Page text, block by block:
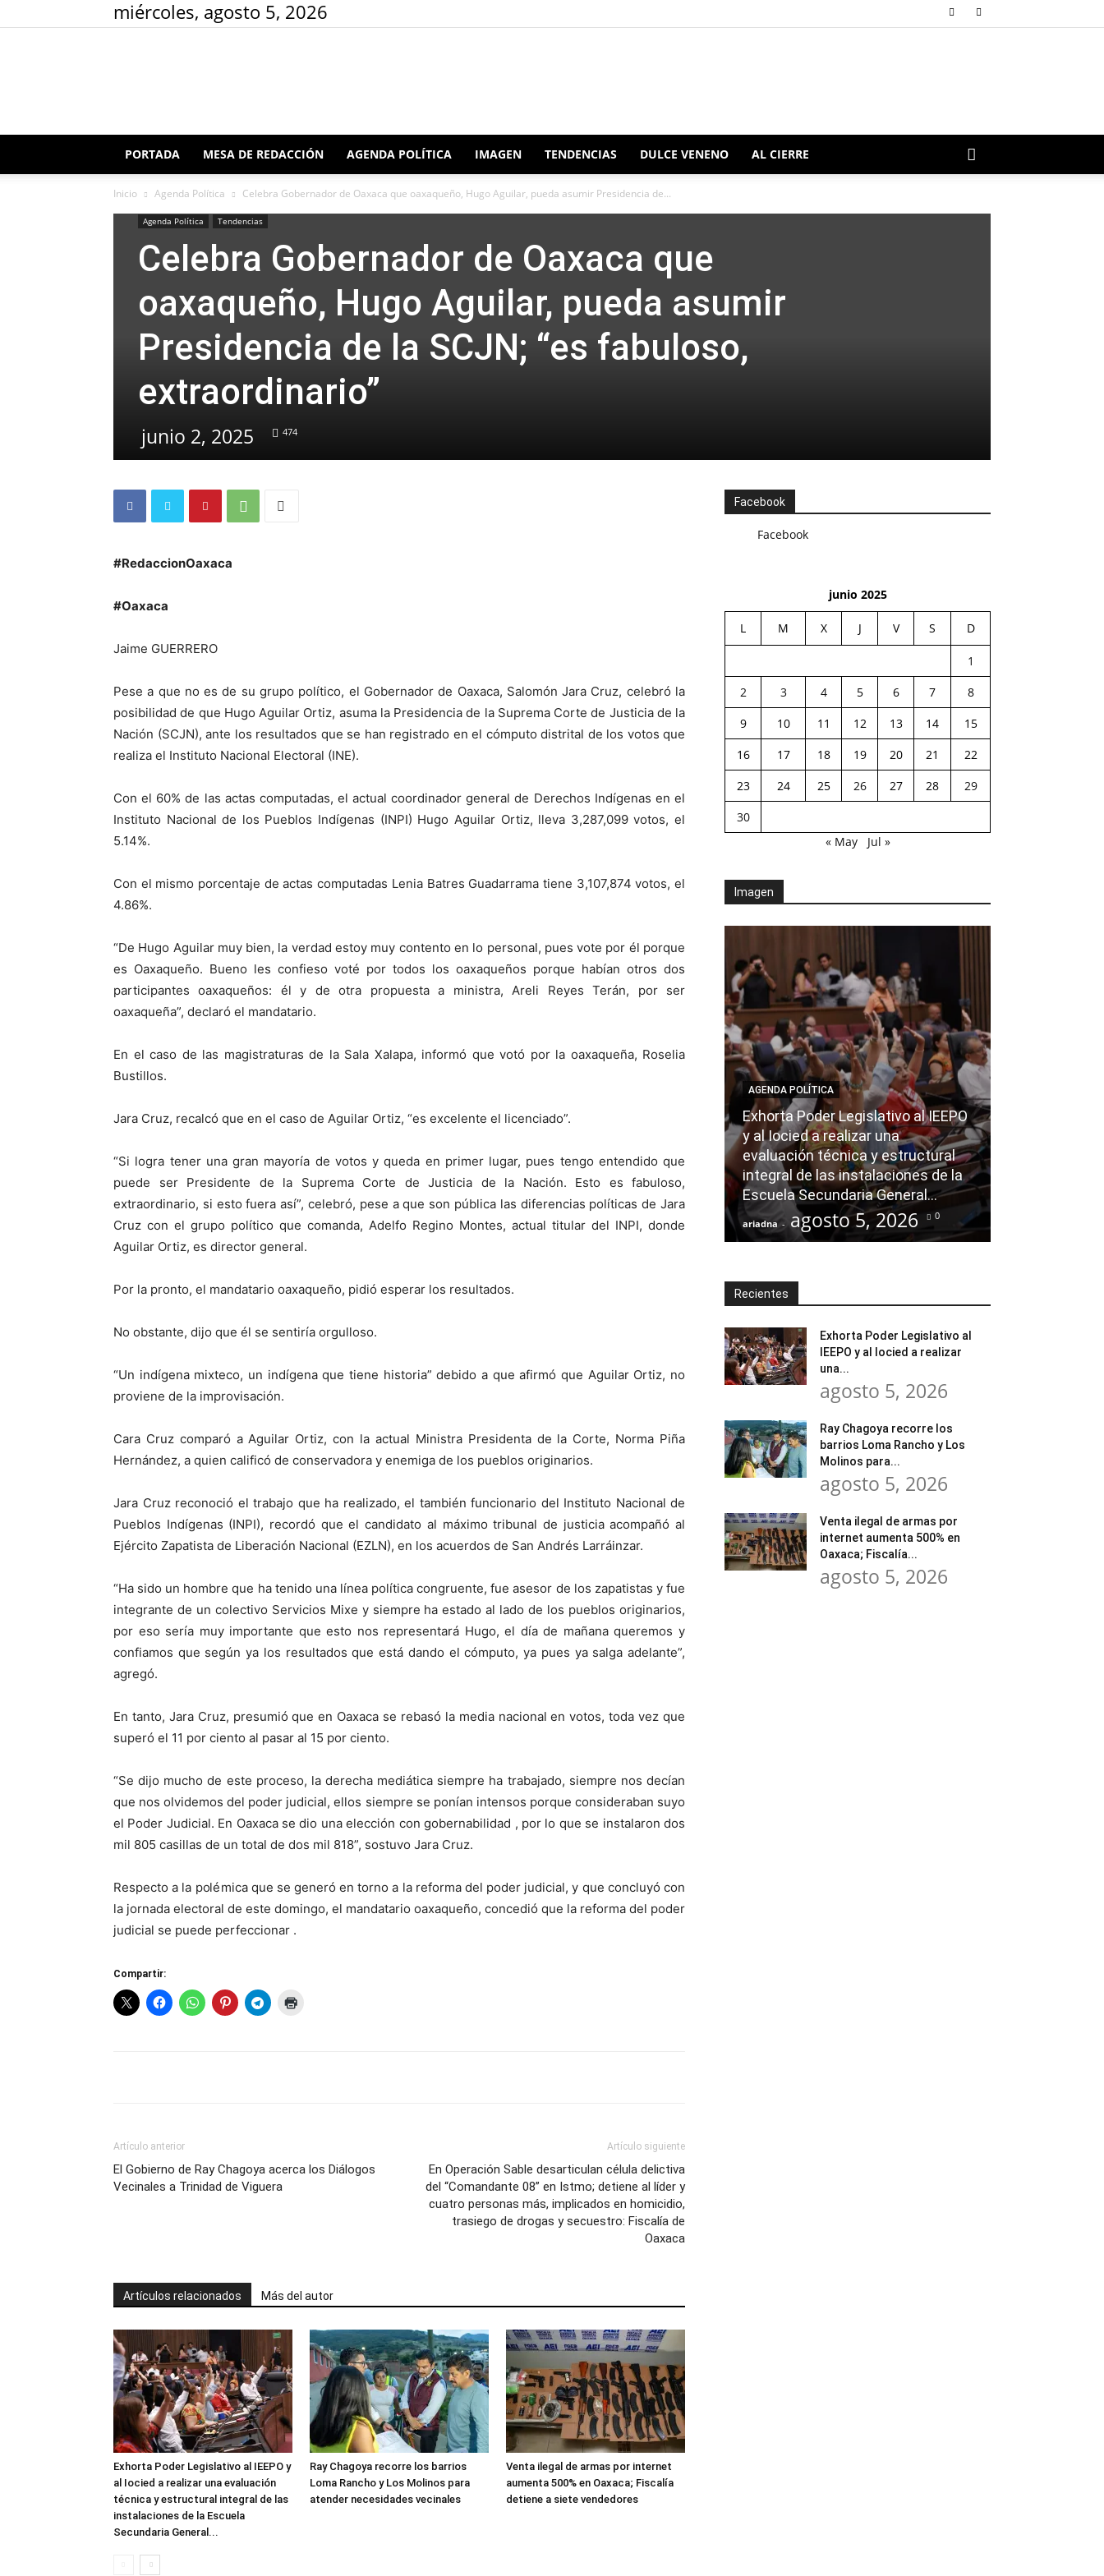
miércoles, agosto 5, 2026
Redacción
PORTADA MESA DE REDACCIÓN AGENDA POLÍTICA IMAGEN TENDENCIAS DULCE VENENO AL CIERRE
Inicio Agenda Política Celebra Gobernador de Oaxaca que oaxaqueño, Hugo Aguilar, pueda asumir Presidencia de...
Agenda Política Tendencias
Celebra Gobernador de Oaxaca que
oaxaqueño, Hugo Aguilar, pueda asumir
Presidencia de la SCJN; “es fabuloso,
extraordinario”
junio 2, 2025 474
#RedaccionOaxaca
#Oaxaca
Jaime GUERRERO
Pese a que no es de su grupo político, el Gobernador de Oaxaca, Salomón Jara Cruz, celebró la
posibilidad de que Hugo Aguilar Ortiz, asuma la Presidencia de la Suprema Corte de Justicia de la
Nación (SCJN), ante los resultados que se han registrado en el cómputo distrital de los votos que
realiza el Instituto Nacional Electoral (INE).
Con el 60% de las actas computadas, el actual coordinador general de Derechos Indígenas en el
Instituto Nacional de los Pueblos Indígenas (INPI) Hugo Aguilar Ortiz, lleva 3,287,099 votos, el
5.14%.
Con el mismo porcentaje de actas computadas Lenia Batres Guadarrama tiene 3,107,874 votos, el
4.86%.
“De Hugo Aguilar muy bien, la verdad estoy muy contento en lo personal, pues vote por él porque
es Oaxaqueño. Bueno les confieso voté por todos los oaxaqueños porque habían otros dos
participantes oaxaqueños: él y de otra propuesta a ministra, Areli Reyes Terán, por ser
oaxaqueña”, declaró el mandatario.
En el caso de las magistraturas de la Sala Xalapa, informó que votó por la oaxaqueña, Roselia
Bustillos.
Jara Cruz, recalcó que en el caso de Aguilar Ortiz, “es excelente el licenciado”.
“Si logra tener una gran mayoría de votos y queda en primer lugar, pues tengo entendido que
puede ser Presidente de la Suprema Corte de Justicia de la Nación. Esto es fabuloso,
extraordinario, si esto fuera así”, celebró, pese a que son pública las diferencias políticas de Jara
Cruz con el grupo político que comanda, Adelfo Regino Montes, actual titular del INPI, donde
Aguilar Ortiz, es director general.
Por la pronto, el mandatario oaxaqueño, pidió esperar los resultados.
No obstante, dijo que él se sentiría orgulloso.
“Un indígena mixteco, un indígena que tiene historia” debido a que afirmó que Aguilar Ortiz, no
proviene de la improvisación.
Cara Cruz comparó a Aguilar Ortiz, con la actual Ministra Presidenta de la Corte, Norma Piña
Hernández, a quien calificó de conservadora y enemiga de los pueblos originarios.
Jara Cruz reconoció el trabajo que ha realizado, el también funcionario del Instituto Nacional de
Pueblos Indígenas (INPI), recordó que el candidato al máximo tribunal de justicia acompañó al
Ejército Zapatista de Liberación Nacional (EZLN), en los acuerdos de San Andrés Larráinzar.
“Ha sido un hombre que ha tenido una línea política congruente, fue asesor de los zapatistas y fue
integrante de un colectivo Servicios Mixe y siempre ha estado al lado de los pueblos originarios,
por eso sería muy importante que esto nos representará Hugo, el día de mañana queremos y
confiamos que según ya los resultados que está dando el cómputo, ya pues ya salga adelante”,
agregó.
En tanto, Jara Cruz, presumió que en Oaxaca se rebasó la media nacional en votos, toda vez que
superó el 11 por ciento al pasar al 15 por ciento.
“Se dijo mucho de este proceso, la derecha mediática siempre ha trabajado, siempre nos decían
que nos olvidemos del poder judicial, ellos siempre se ponían intensos porque consideraban suyo
el Poder Judicial. En Oaxaca se dio una elección con gobernabilidad , por lo que se instalaron dos
mil 805 casillas de un total de dos mil 818”, sostuvo Jara Cruz.
Respecto a la polémica que se generó en torno a la reforma del poder judicial, y que concluyó con
la jornada electoral de este domingo, el mandatario oaxaqueño, concedió que la reforma del poder
judicial se puede perfeccionar .
Compartir:
Artículo anterior
El Gobierno de Ray Chagoya acerca los Diálogos
Vecinales a Trinidad de Viguera
Artículo siguiente
En Operación Sable desarticulan célula delictiva
del “Comandante 08” en Istmo; detiene al líder y
cuatro personas más, implicados en homicidio,
trasiego de drogas y secuestro: Fiscalía de
Oaxaca
Artículos relacionados Más del autor
Exhorta Poder Legislativo al IEEPO y
al Iocied a realizar una evaluación
técnica y estructural integral de las
instalaciones de la Escuela
Secundaria General...
Ray Chagoya recorre los barrios
Loma Rancho y Los Molinos para
atender necesidades vecinales
Venta ilegal de armas por internet
aumenta 500% en Oaxaca; Fiscalía
detiene a siete vendedores
Facebook
Facebook
junio 2025
L M X J V S D
1
2
3 4 5 6 7
8
9
10 11 12 13 14
15
16
17 18 19 20 21
22
23
24 25 26 27 28
29
30
« May
Jul »
Imagen
AGENDA POLÍTICA
Exhorta Poder Legislativo al IEEPO
y al Iocied a realizar una
evaluación técnica y estructural
integral de las instalaciones de la
Escuela Secundaria General...
ariadna - agosto 5, 2026 0
Recientes
Exhorta Poder Legislativo al
IEEPO y al Iocied a realizar
una...
agosto 5, 2026
Ray Chagoya recorre los
barrios Loma Rancho y Los
Molinos para...
agosto 5, 2026
Venta ilegal de armas por
internet aumenta 500% en
Oaxaca; Fiscalía...
agosto 5, 2026